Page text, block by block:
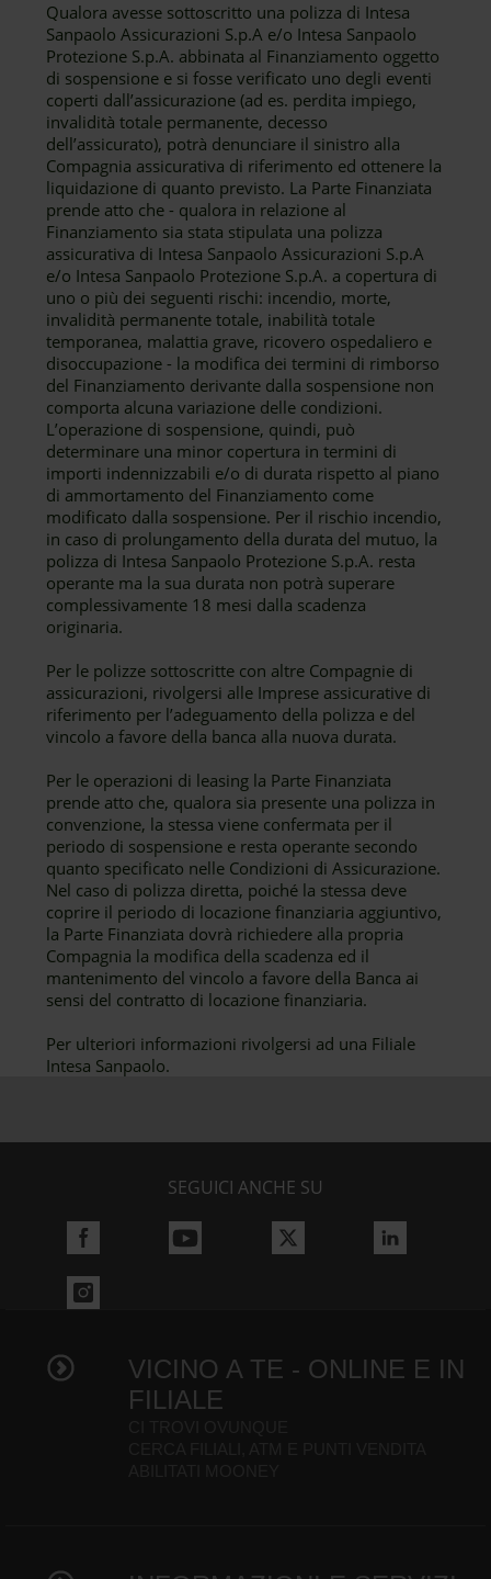
Qualora avesse sottoscritto una polizza di Intesa
Sanpaolo Assicurazioni S.p.A e/o Intesa Sanpaolo
Protezione S.p.A. abbinata al Finanziamento oggetto
di sospensione e si fosse verificato uno degli eventi
coperti dall’assicurazione (ad es. perdita impiego,
invalidità totale permanente, decesso
dell’assicurato), potrà denunciare il sinistro alla
Compagnia assicurativa di riferimento ed ottenere la
liquidazione di quanto previsto. La Parte Finanziata
prende atto che - qualora in relazione al
Finanziamento sia stata stipulata una polizza
assicurativa di Intesa Sanpaolo Assicurazioni S.p.A
e/o Intesa Sanpaolo Protezione S.p.A. a copertura di
uno o più dei seguenti rischi: incendio, morte,
invalidità permanente totale, inabilità totale
temporanea, malattia grave, ricovero ospedaliero e
disoccupazione - la modifica dei termini di rimborso
del Finanziamento derivante dalla sospensione non
comporta alcuna variazione delle condizioni.
L’operazione di sospensione, quindi, può
determinare una minor copertura in termini di
importi indennizzabili e/o di durata rispetto al piano
di ammortamento del Finanziamento come
modificato dalla sospensione. Per il rischio incendio,
in caso di prolungamento della durata del mutuo, la
polizza di Intesa Sanpaolo Protezione S.p.A. resta
operante ma la sua durata non potrà superare
complessivamente 18 mesi dalla scadenza
originaria.
Per le polizze sottoscritte con altre Compagnie di
assicurazioni, rivolgersi alle Imprese assicurative di
riferimento per l’adeguamento della polizza e del
vincolo a favore della banca alla nuova durata.
Per le operazioni di leasing la Parte Finanziata
prende atto che, qualora sia presente una polizza in
convenzione, la stessa viene confermata per il
periodo di sospensione e resta operante secondo
quanto specificato nelle Condizioni di Assicurazione.
Nel caso di polizza diretta, poiché la stessa deve
coprire il periodo di locazione finanziaria aggiuntivo,
la Parte Finanziata dovrà richiedere alla propria
Compagnia la modifica della scadenza ed il
mantenimento del vincolo a favore della Banca ai
sensi del contratto di locazione finanziaria.
Per ulteriori informazioni rivolgersi ad una Filiale
Intesa Sanpaolo.
SEGUICI ANCHE SU
VICINO A TE - ONLINE E IN
FILIALE